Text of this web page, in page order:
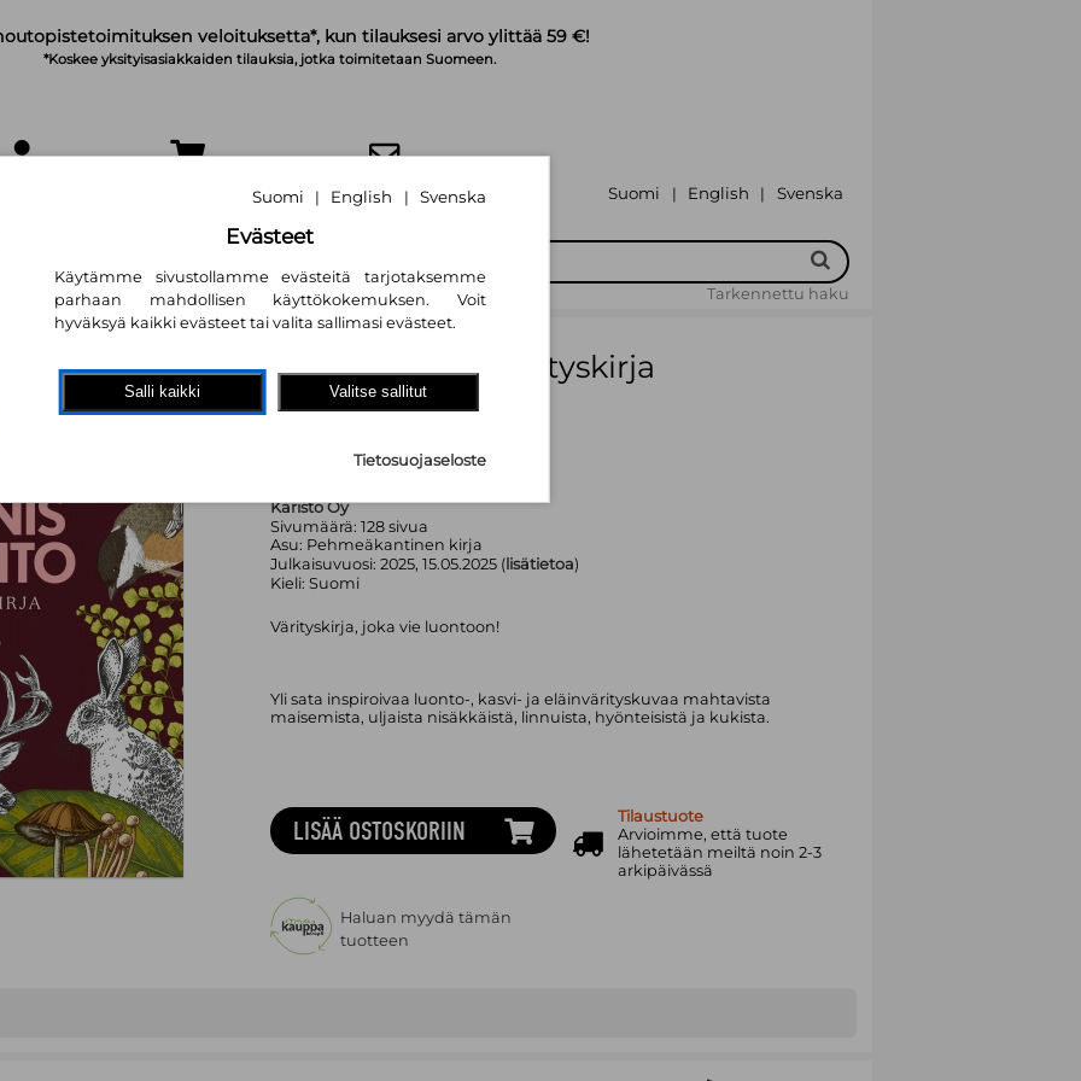
veloituksetta*, kun tilauksesi arvo ylittää 59 €!
*Koskee yksityisasiakkaiden tilauksia, jotka toimitetaan Suomeen.
TILAA UUTISKIRJE Suomi | English | Svenska
Tarkennettu haku
Kaunis luonto värityskirja
Karisto Oy
Sivumäärä: 128sivua
Asu: Pehmeäkantinen kirja
Julkaisuvuosi: 2025, 15.05.2025 (lisätietoa)
Kieli: Suomi
Värityskirja, joka vie luontoon!
Yli sata inspiroivaa luonto-, kasvi- ja eläinvärityskuvaa mahtavista
maisemista, uljaista nisäkkäistä, linnuista, hyönteisistä ja kukista.
LISÄÄ OSTOSKORIIN
Tilaustuote
Arvioimme, että tuote
lähetetään meiltä noin 2-3
arkipäivässä
Haluan myydä tämän
tuotteen
Suomi | English | Svenska
Evästeet
Käytämme sivustollamme evästeitä tarjotaksemme
parhaan mahdollisen käyttökokemuksen. Voit
hyväksyä kaikki evästeet tai valita sallimasi evästeet.
Salli kaikki Valitse sallitut
Tietosuojaseloste